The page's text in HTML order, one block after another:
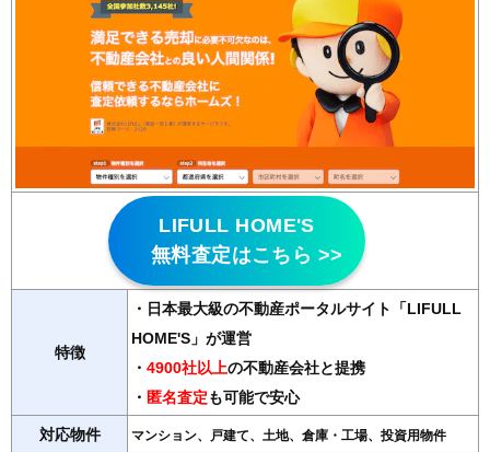
LIFULL HOME'S
無料査定はこちら >>
特徴
・日本最大級の不動産ポータルサイト「LIFULL
HOME'S」が運営
・ 4900社以上の不動産会社と提携
・ 匿名査定も可能で安心
対応物件 マンション、戸建て、土地、倉庫・工場、投資用物件